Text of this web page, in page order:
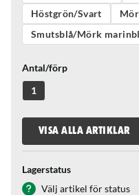
Höstgrön/Svart
Smutsblå/Mörk
Antal/förp
1
VISA ALLA ARTIKLAR
Lagerstatus
Välj artikel för status